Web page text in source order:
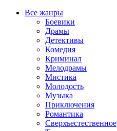
Все жанры
Боевики
Драмы
Детективы
Комедия
Криминал
Мелодрамы
Мистика
Молодость
Музыка
Приключения
Романтика
Сверхъестественное